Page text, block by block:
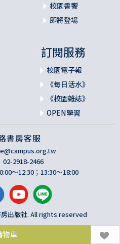
校園書饗
即將登場
訂閱服務
校園電子報
《每日活水》
《校園雜誌》
OPEN學習
書房客服
02-2918-2466
～12:30；13:30～18:00
出版社. All rights reserved
車